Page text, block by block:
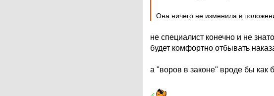
Она ничего не изменила в
не специалист конечно и не
будет комфортно отбывать
а "воров в законе" вроде бы как